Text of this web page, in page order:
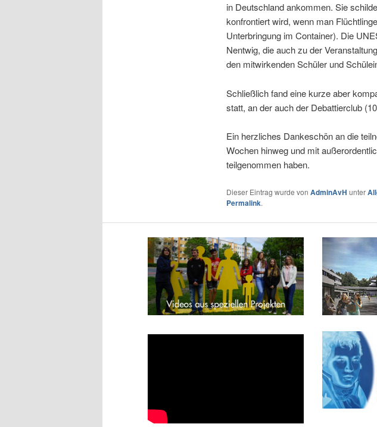
in Deutschland ankommen. Sie
konfrontiert wird, wenn man
Unterbringung im Container). Die
Nentwig, die auch zu der
den mitwirkenden Schüler und
Schließlich fand eine kurze aber
statt, an der auch der Debattierclub
Ein herzliches Dankeschön an die
Wochen hinweg und mit
teilgenommen haben.
Dieser Eintrag wurde von AdminAvH unter
Permalink.